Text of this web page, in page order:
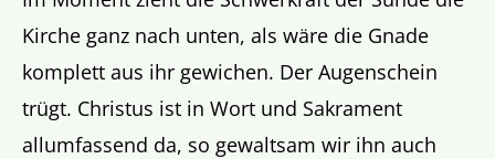
Kirche ganz nach unten, als wäre die Gnade
komplett aus ihr gewichen. Der Augenschein
trügt. Christus ist in Wort und Sakrament
allumfassend da, so gewaltsam wir ihn auch